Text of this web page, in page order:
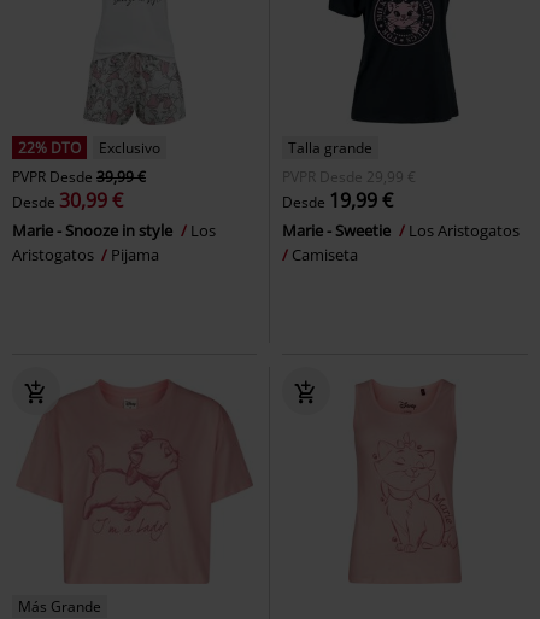
22% DTO
Exclusivo
PVPR Desde 39,99 €
Desde 30,99 €
Marie - Snooze in style
Los
Aristogatos
Pijama
Talla grande
PVPR
Desde 29,99 €
Desde 19,99 €
Marie - Sweetie
Los Aristogatos
Camiseta
Más Grande